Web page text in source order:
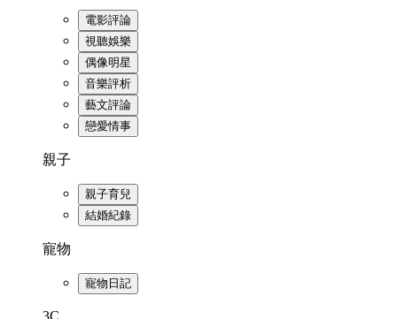
電影評論
視聽娛樂
偶像明星
音樂評析
藝文評論
戀愛情事
親子
親子育兒
結婚紀錄
寵物
寵物日記
3C